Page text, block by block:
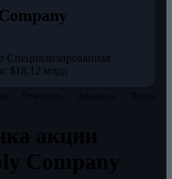
·Специализированная
$18,12 млрд